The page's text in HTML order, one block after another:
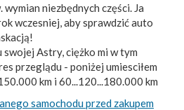
niezbędnych części. Ja
wczesniej, aby sprawdzić auto
swojej Astry, ciężko mi w tym
przeglądu - poniżej umiesciłem
km i 60...120...180.000 km
samochodu przed zakupem